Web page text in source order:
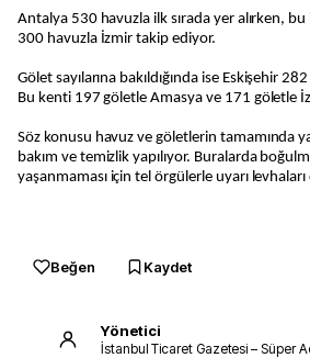
Antalya 530 havuzla ilk sırada yer alırken,
300 havuzla İzmir takip ediyor.
Gölet sayılarına bakıldığında ise Eskişehir
Bu kenti 197 göletle Amasya ve 171 göletle
Söz konusu havuz ve göletlerin tamamında
bakım ve temizlik yapılıyor. Buralarda
yaşanmaması için tel örgülerle uyarı
Beğen Kaydet
Yönetici
İstanbul Ticaret Gazetesi – Süper